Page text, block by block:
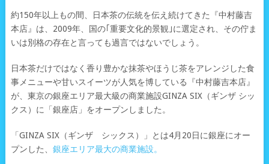
約150年以上もの間、日本茶の伝統を伝え続けてきた『中村藤吉
本店』は、2009年、国の｢重要文化的景観｣に選定され、その佇ま
いは別格の存在と言っても過言ではないでしょう。
日本茶だけではなく香り豊かな抹茶やほうじ茶をアレンジした食
事メニューや甘いスイーツが人気を博している『中村藤吉本店』
が、東京の銀座エリア最大級の商業施設GINZA SIX（ギンザ シッ
クス）に「銀座店」をオープンしました。
「GINZA SIX（ギンザ シックス）」とは4月20日に銀座にオー
プンした、 銀座エリア最大の商業施設。